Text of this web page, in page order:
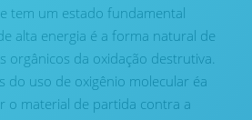
tem um estado fundamental
alta energia é a forma natural de
orgânicos da oxidação destrutiva.
do uso de oxigênio molecular éa
o material de partida contra a